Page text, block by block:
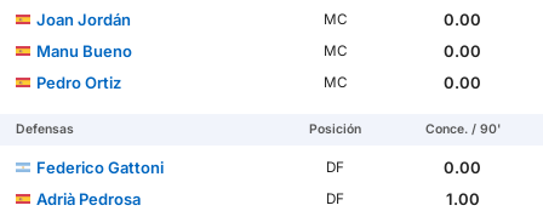
Joan Jordán
MC
0.00
Manu Bueno
MC
0.00
Pedro Ortiz
MC 0.00
Defensas Posición Conce. / 90'
Federico Gattoni DF
0.00
Adrià Pedrosa
DF
1.00